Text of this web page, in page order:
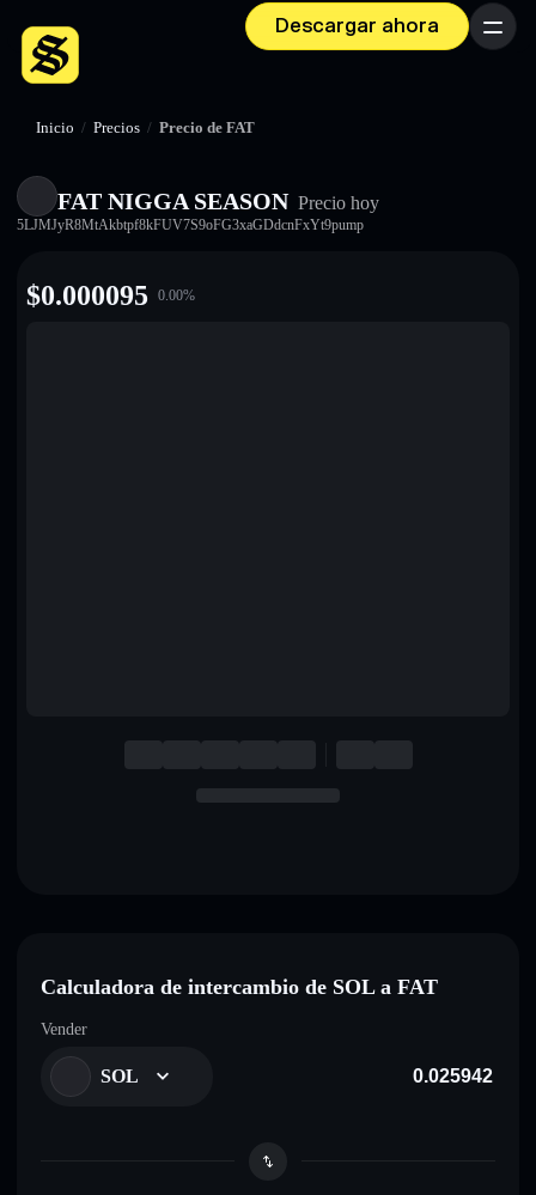
Descargar ahora Menú
Inicio / Precios / Precio de FAT
FAT NIGGA SEASON Precio hoy
5LJMJyR8MtAkbtpf8kFUV7S9oFG3xaGDdcnFxYt9pump
$0.000095 0.00%
Calculadora de intercambio de SOL a FAT
Vender
SOL